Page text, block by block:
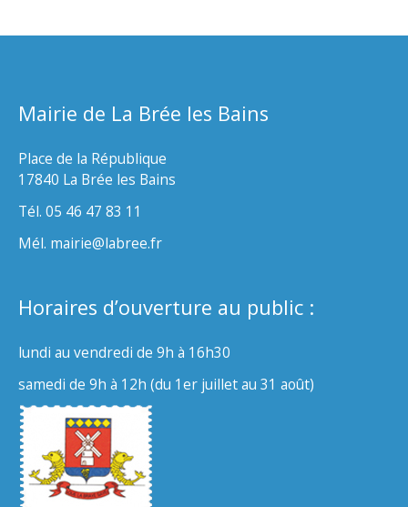
Mairie de La Brée les Bains
Place de la République
17840 La Brée les Bains
Tél. 05 46 47 83 11
Mél. mairie@labree.fr
Horaires d’ouverture au public :
lundi au vendredi de 9h à 16h30
samedi de 9h à 12h (du 1er juillet au 31 août)